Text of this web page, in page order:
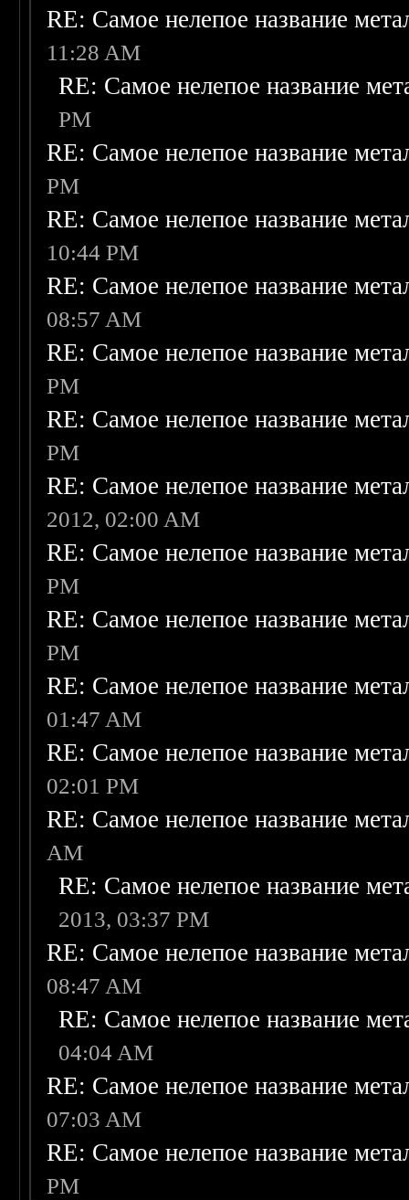
RE: Самое нелепое название
11:28 AM
RE: Самое нелепое название
PM
RE: Самое нелепое название
PM
RE: Самое нелепое название
10:44 PM
RE: Самое нелепое название
08:57 AM
RE: Самое нелепое название
PM
RE: Самое нелепое название
PM
RE: Самое нелепое название
2012, 02:00 AM
RE: Самое нелепое название
PM
RE: Самое нелепое название
PM
RE: Самое нелепое название
01:47 AM
RE: Самое нелепое название
02:01 PM
RE: Самое нелепое название
AM
RE: Самое нелепое название
2013, 03:37 PM
RE: Самое нелепое название
08:47 AM
RE: Самое нелепое название
04:04 AM
RE: Самое нелепое название
07:03 AM
RE: Самое нелепое название
PM